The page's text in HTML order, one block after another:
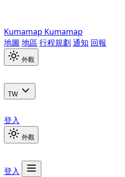
Kumamap Kumamap
地圖 地區 行程規劃 通知 回報
外觀
TW
登入
外觀
登入